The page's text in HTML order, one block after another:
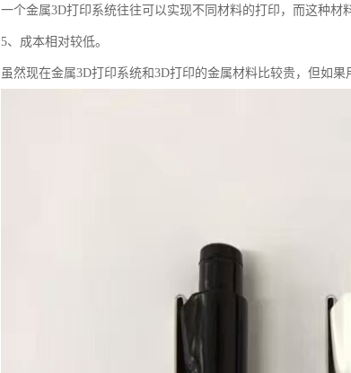
一个金属3D打印系统往往可以实现不同材料的打印，而这种材
5、成本相对较低。
虽然现在金属3D打印系统和3D打印的金属材料比较贵，但如